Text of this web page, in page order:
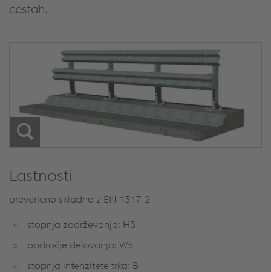
cestah.
Lastnosti
preverjeno skladno z EN 1317-2
stopnja zadrževanja: H3
področje delovanja: W5
stopnja intenzitete trka: B